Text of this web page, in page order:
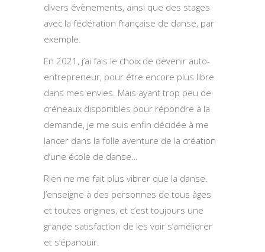
divers évènements, ainsi que des stages
avec la fédération française de danse, par
exemple.
En 2021, j’ai fais le choix de devenir auto-
entrepreneur, pour être encore plus libre
dans mes envies. Mais ayant trop peu de
créneaux disponibles pour répondre à la
demande, je me suis enfin décidée à me
lancer dans la folle aventure de la création
d’une école de danse…
Rien ne me fait plus vibrer que la danse.
J’enseigne à des personnes de tous âges
et toutes origines, et c’est toujours une
grande satisfaction de les voir s’améliorer
et s’épanouir.